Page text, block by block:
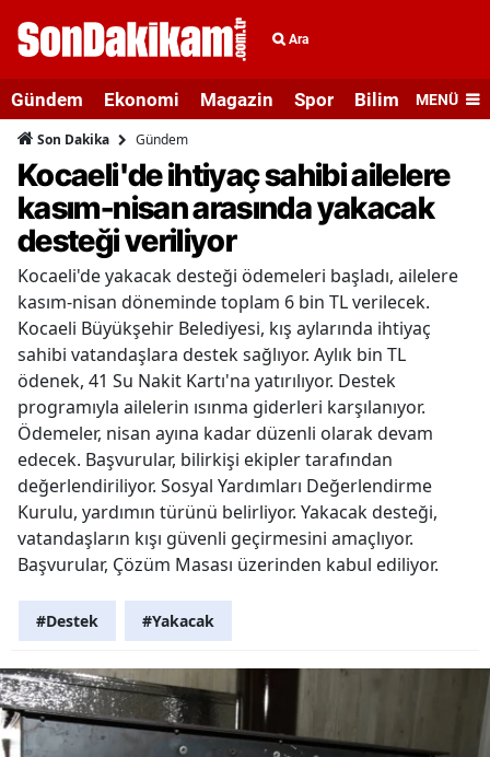
Ara
Gündem Ekonomi Magazin Spor Bilim veMENÜ
Son Dakika Gündem
Kocaeli'de ihtiyaç sahibi ailelere
kasım-nisan arasında yakacak
desteği veriliyor
Kocaeli'de yakacak desteği ödemeleri başladı, ailelere
kasım-nisan döneminde toplam 6 bin TL verilecek.
Kocaeli Büyükşehir Belediyesi, kış aylarında ihtiyaç
sahibi vatandaşlara destek sağlıyor. Aylık bin TL
ödenek, 41 Su Nakit Kartı'na yatırılıyor. Destek
programıyla ailelerin ısınma giderleri karşılanıyor.
Ödemeler, nisan ayına kadar düzenli olarak devam
edecek. Başvurular, bilirkişi ekipler tarafından
değerlendiriliyor. Sosyal Yardımları Değerlendirme
Kurulu, yardımın türünü belirliyor. Yakacak desteği,
vatandaşların kışı güvenli geçirmesini amaçlıyor.
Başvurular, Çözüm Masası üzerinden kabul ediliyor.
#Destek #Yakacak